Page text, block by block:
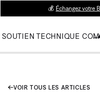
💰 Échangez votre
SOUTIEN TECHNIQUE
VOIR TOUS LES ARTICLES